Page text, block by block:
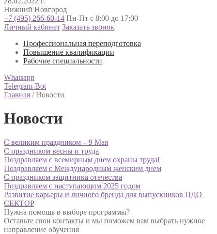
Нижний Новгород
+7 (495) 266-60-14 Пн-Пт с 8:00 до 17:00
Личный кабинет Заказать звонок
Профессиональная переподготовка
Повышение квалификации
Рабочие специальности
Whatsapp
Telegram-Bot
Главная /Новости
Новости
С великим праздником – 9 Мая
С праздником весны и труда
Поздравляем с всемирным днем охраны труда!
Поздравляем с Международным женским днем
С праздником защитника отечества
Поздравляем с наступающим 2025 годом
Развитие карьеры и личного бренда для выпускников ЦДО
СЕКТОР
Нужна помощь в выборе программы?
Оставьте свои контакты и мы поможем вам выбрать нужное
направление обучения